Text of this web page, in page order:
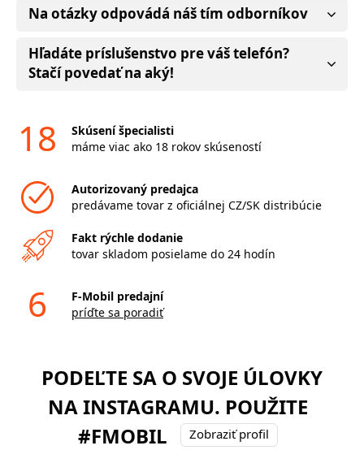
Na otázky odpovádá náš tím odborníkov
Hľadáte príslušenstvo pre váš telefón?
Stačí povedať na aký!
18
Skúsení špecialisti
máme viac ako 18 rokov skúseností
Autorizovaný predajca
predávame tovar z oficiálnej CZ/SK distribúcie
Fakt rýchle dodanie
tovar skladom posielame do 24 hodín
6
F-Mobil predajní
príďte sa poradiť
PODEĽTE SA O SVOJE ÚLOVKY
NA INSTAGRAMU. POUŽITE
#FMOBIL
Zobraziť profil